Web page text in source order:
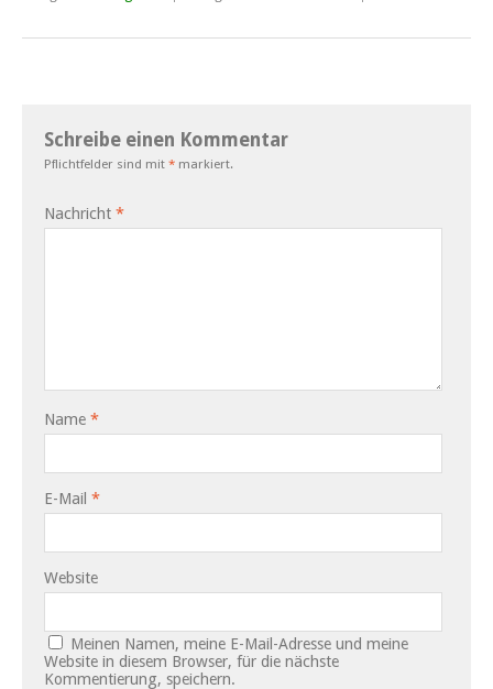
Schreibe einen Kommentar
Pflichtfelder sind mit * markiert.
Nachricht *
Name *
E-Mail *
Website
Meinen Namen, meine E-Mail-Adresse und meine
Website in diesem Browser, für die nächste
Kommentierung, speichern.